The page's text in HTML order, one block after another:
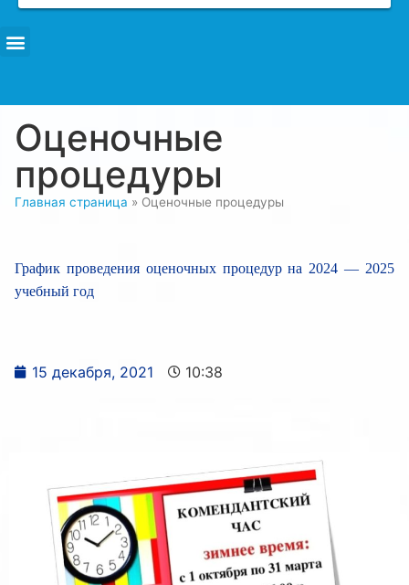
Оценочные
процедуры
Главная страница » Оценочные процедуры
График проведения оценочных процедур на 2024 — 2025
учебный год
15 декабря, 2021 10:38